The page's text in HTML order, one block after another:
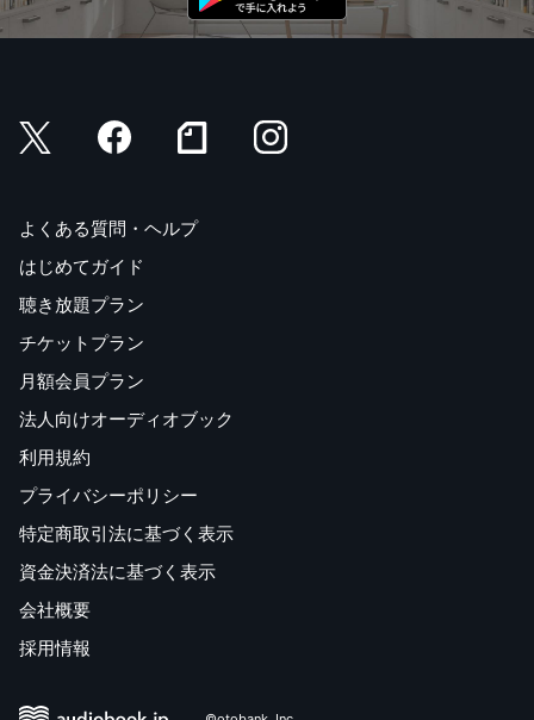
よくある質問・ヘルプ
はじめてガイド
聴き放題プラン
チケットプラン
月額会員プラン
法人向けオーディオブック
利用規約
プライバシーポリシー
特定商取引法に基づく表示
資金決済法に基づく表示
会社概要
採用情報